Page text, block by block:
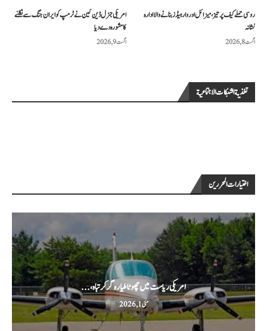
امریکی جنرل ڈین کین نے ٹرمپ کو ایران جنگ سے نکلنے
کا مشورہ دے دیا
اگست 9, 2026
روسی حملے کیف پر تیز، میزائل اور وار ہیڈز بنانے والا ادارہ
نشانہ
اگست 8, 2026
تغذية الشبكات الاجتماعية
اختيارات المحررين
امریکی ریاست میں چھوٹا طیارہ گر کر تباہ،...
مئی 1, 2026